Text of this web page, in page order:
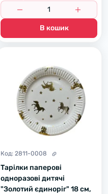
В кошик
Код: 2811-0008
Тарілки паперові
одноразові дитячі
"Золотий єдиноріг" 18 см,